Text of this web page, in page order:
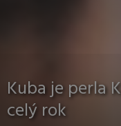
Kuba je perla
celý rok